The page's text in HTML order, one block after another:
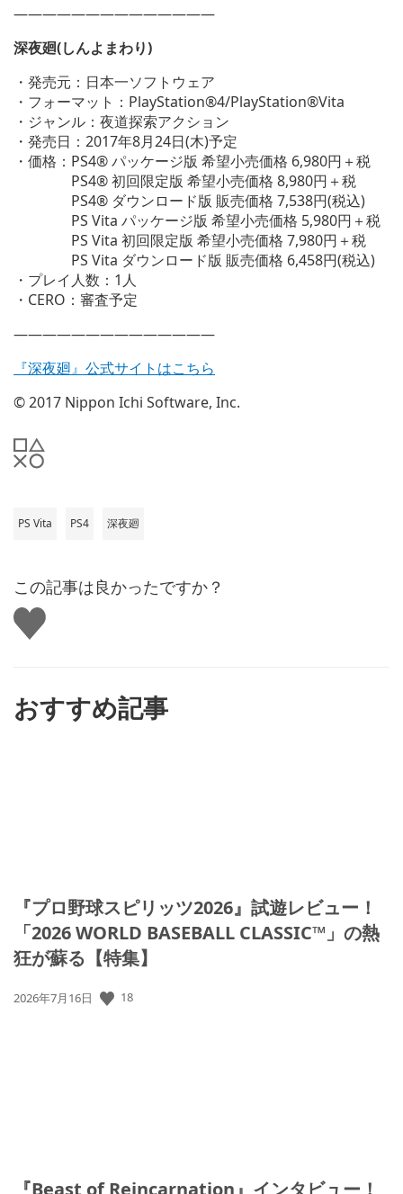
——————————————
深夜廻(しんよまわり)
・発売元：日本一ソフトウェア
・フォーマット：PlayStation®4/PlayStation®Vita
・ジャンル：夜道探索アクション
・発売日：2017年8月24日(木)予定
・価格：PS4® パッケージ版 希望小売価格 6,980円＋税
PS4® 初回限定版 希望小売価格 8,980円＋税
PS4® ダウンロード版 販売価格 7,538円(税込)
PS Vita パッケージ版 希望小売価格 5,980円＋税
PS Vita 初回限定版 希望小売価格 7,980円＋税
PS Vita ダウンロード版 販売価格 6,458円(税込)
・プレイ人数：1人
・CERO：審査予定
——————————————
『深夜廻』公式サイトはこちら
© 2017 Nippon Ichi Software, Inc.
PS Vita PS4 深夜廻
この記事は良かったですか？
い
い
おすすめ記事
『プロ野球スピリッツ2026』試遊レビュー！
「2026 WORLD BASEBALL CLASSIC™」の熱
狂が蘇る【特集】
公
2026年7月16日 18
『Beast of Reincarnation』インタビュー！